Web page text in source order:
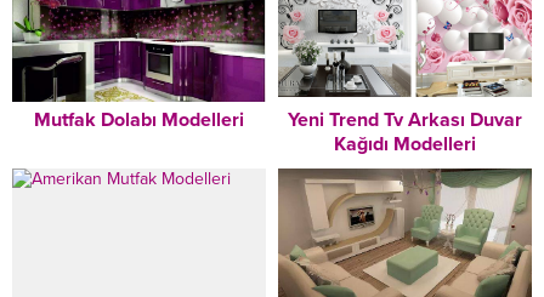
Mutfak Dolabı Modelleri
Yeni Trend Tv Arkası Duvar
Kağıdı Modelleri